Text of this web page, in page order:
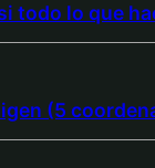
todo lo que
(5